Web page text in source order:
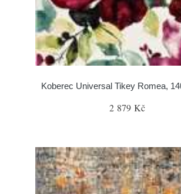
Koberec Universal Tikey Romea,
2 879 Kč